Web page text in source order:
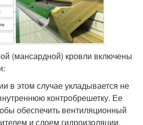
(мансардной) кровли включены
в этом случае укладывается не
контробрешетку. Ее
обеспечить вентиляционный
и слоем гидроизоляции.